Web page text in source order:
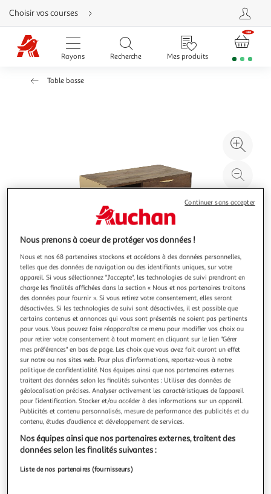
Aller
directement
au
contenu
Aller
directement
Aller
Choisir vos courses
Rayons Recherche Mes produits
Table basse
à
Illustration
précédente
Illustration
suivante
PARIS PRIX
Table basse design firmin 110m marron & or
Informations Techniques : Dimensions : L. 110 x P. 59 x H. 38
cm Matières : Bois & Métal Spécificités : Tendance &
Pratique Table Basse Design Forme Rectangulaire 2 Tiroirs
1 Niche Montage très facile Nombre de colis : 1 Poids : 19 kg
Couleur : Marron & Or
En savoir +
Vendu parParis Prix
Livraison dès 1/2 semaines
29,99€
Plus d'options
Nous prenons à coeur de protéger vos données !
Nous et nos 68 partenaires stockons et accédons à des données personnelles,
telles que des données de navigation ou des identifiants uniques, sur votre
appareil. Si vous sélectionnez "J'accepte", les technologies de suivi prendront en
charge les finalités affichées dans la section « Nous et nos partenaires traitons
des données pour fournir ». Si vous retirez votre consentement, elles seront
désactivées. Si les technologies de suivi sont désactivées, il est possible que
certains contenus et annonces qui vous sont présentés ne soient pas pertinents
pour vous. Vous pouvez faire réapparaître ce menu pour modifier vos choix ou
pour retirer votre consentement à tout moment en cliquant sur le lien "Gérer
mes préférences" en bas de page. Les choix que vous avez fait auront un effet
sur notre ou nos sites web. Pour plus d’informations, reportez-vous à notre
politique de confidentialité. Nos équipes ainsi que nos partenaires externes
traitent des données selon les finalités suivantes : Utiliser des données de
géolocalisation précises. Analyser activement les caractéristiques de l’appareil
pour l’identification. Stocker et/ou accéder à des informations sur un appareil.
Publicités et contenu personnalisés, mesure de performance des publicités et du
contenu, études d’audience et développement de services.
Nos équipes ainsi que nos partenaires externes, traitent des
données selon les finalités suivantes :
Liste de nos partenaires (fournisseurs)
Continuer sans accepter